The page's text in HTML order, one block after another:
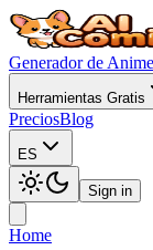
Generador de Anime
Herramientas Gratis
PreciosBlog
ES
Sign in
Home